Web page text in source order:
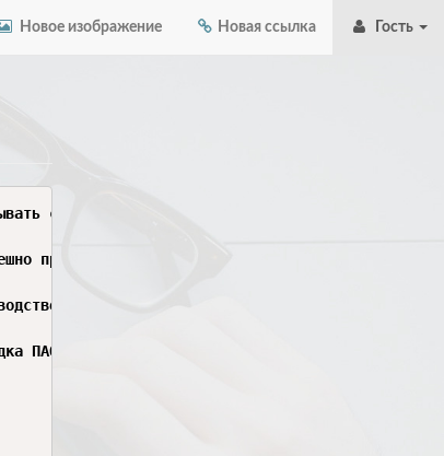
Новое изображение Новая ссылка Гость
собственную деятельность, выбирать
применял полученные знания при
практики (по профилю
ПАО «Сигнал», грамотно организовывал